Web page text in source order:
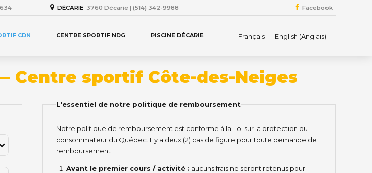
DÉCARIE 3760 Décarie | (514) 342-9988 Facebook
Français English (Anglais)
CDN CENTRE SPORTIF NDG PISCINE DÉCARIE
Centre sportif Côte-des-Neiges
L'essentiel de notre politique de remboursement
Notre politique de remboursement est conforme à la Loi sur la protection du
consommateur du Québec. Il y a deux (2) cas de figure pour toute demande de
remboursement :
Avant le premier cours / activité : aucuns frais ne seront retenus pour